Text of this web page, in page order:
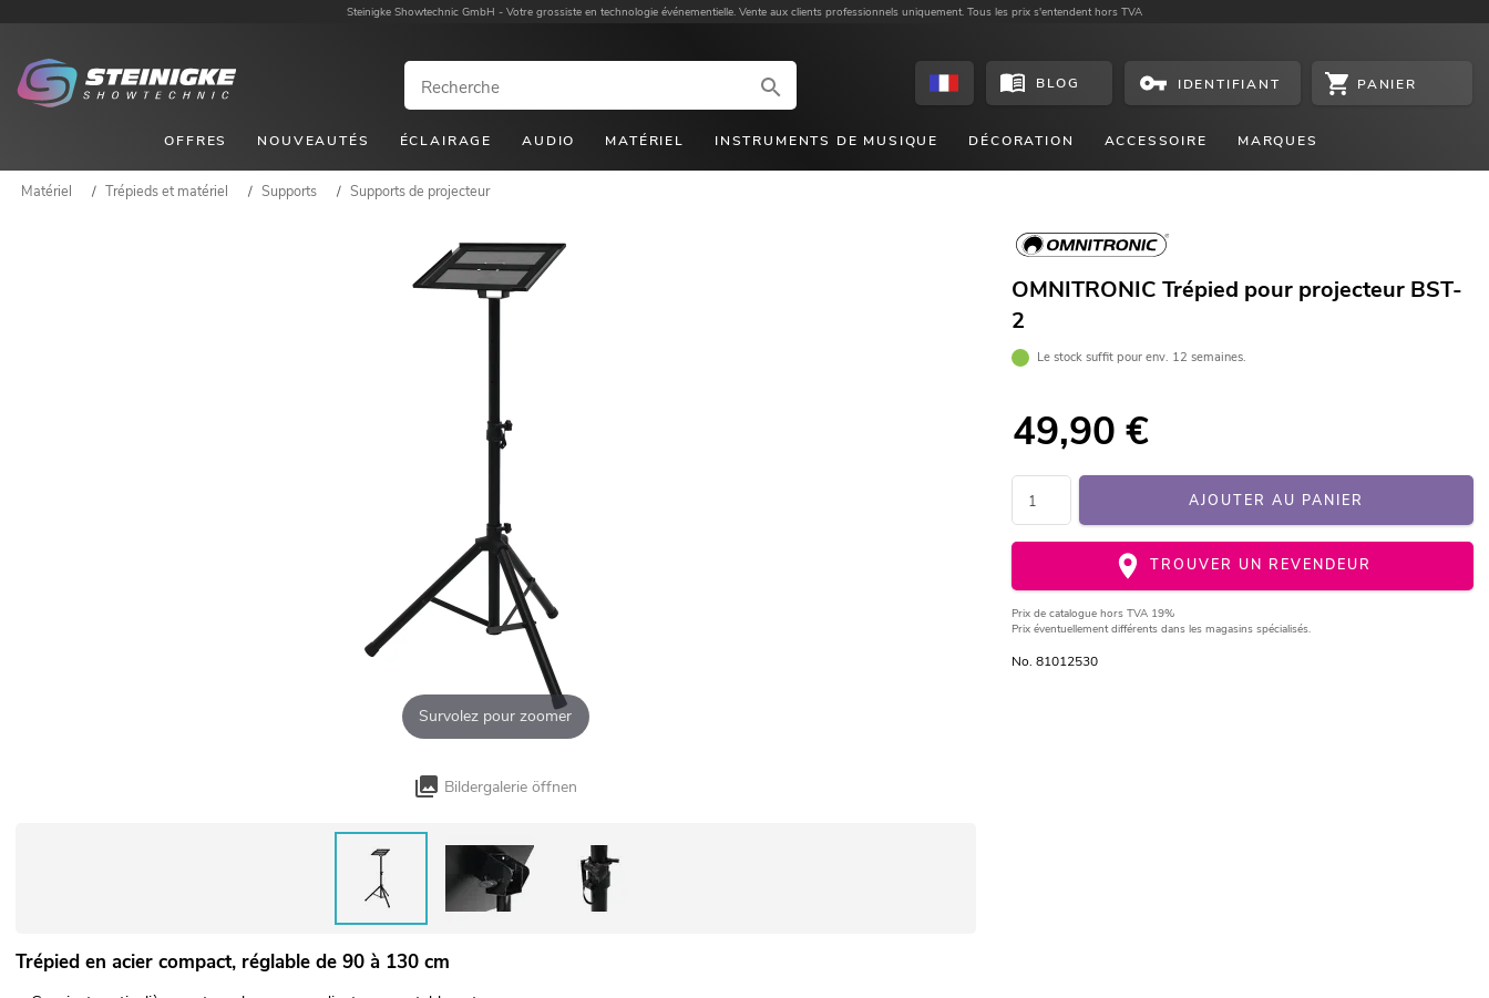
Steinigke Showtechnic GmbH - Votre grossiste en technologie événementielle. Vente aux clients professionnels uniquement. Tous les prix s'entendent hors TVA
BLOG IDENTIFIANT PANIER
OFFRES NOUVEAUTÉS ÉCLAIRAGE AUDIO MATÉRIEL INSTRUMENTS DE MUSIQUE DÉCORATION ACCESSOIRE MARQUES
Matériel / Trépieds et matériel / Supports / Supports de projecteur
Survolez pour zoomer
Bildergalerie öffnen
OMNITRONIC Trépied pour projecteur BST-
2
Le stock suffit pour env. 12 semaines.
49,90 €
AJOUTER AU PANIER
TROUVER UN REVENDEUR
Prix de catalogue hors TVA 19%
Prix éventuellement différents dans les magasins spécialisés.
No. 81012530
Trépied en acier compact, réglable de 90 à 130 cm